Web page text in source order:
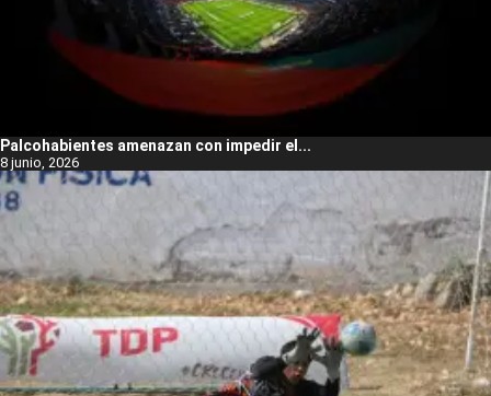
Palcohabientes amenazan con impedir el...
8 junio, 2026